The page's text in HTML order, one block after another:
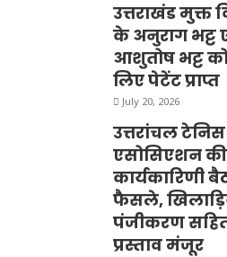
उत्तराखंड मुक्त
के अनुराग भट्ट
आशुतोष भट्ट
लिए पेटेंट प्राप्त
July 20, 2026
उत्तरांचल टेनिस
एसोसिएशन की
कार्यकारिणी
फैसले,
पंजीकरण
प्रस्ताव मंजूर